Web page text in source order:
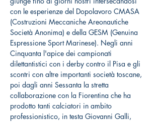
con le esperienze del Dopolavoro CMASA
(Costruzioni Meccaniche Areonautiche
Società Anonima) e della GESM (Genuina
Espressione Sport Marinese). Negli anni
Cinquanta l'apice dei campionati
dilettantistici con i derby contro il Pisa e gli
scontri con altre importanti società toscane,
poi dagli anni Sessanta la stretta
collaborazione con la Fiorentina che ha
prodotto tanti calciatori in ambito
professionistico, in testa Giovanni Galli,